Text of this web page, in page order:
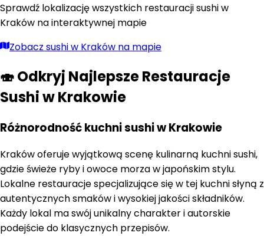
Sprawdź lokalizację wszystkich restauracjisushiw
Kraków na interaktywnej mapie
Zobacz sushiw Kraków na mapie
🍣 Odkryj Najlepsze Restauracje
Sushi w Krakowie
Różnorodność kuchni sushi w Krakowie
Kraków oferuje wyjątkową scenę kulinarną kuchni sushi,
gdzie świeże ryby i owoce morza w japońskim stylu.
Lokalne restauracje specjalizujące się w tej kuchni słyną z
autentycznych smaków i wysokiej jakości składników.
Każdy lokal ma swój unikalny charakter i autorskie
podejście do klasycznych przepisów.